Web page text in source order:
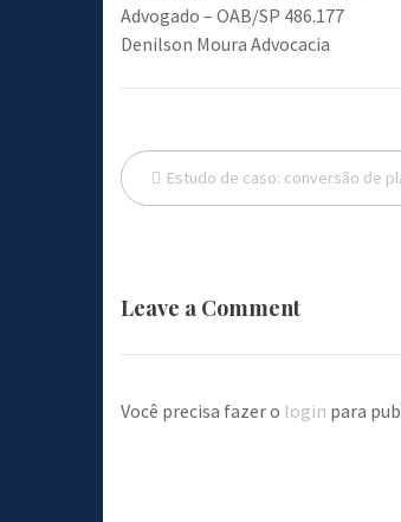
Advogado – OAB/SP 486.177
Denilson Moura Advocacia
Navegação
de
Estudo de caso: conversão de
Leave a Comment
Você precisa fazer o login para